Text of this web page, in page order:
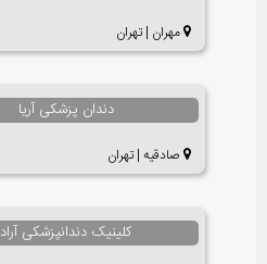
مهران | تهران
دندان پزشکی آریا
صادقیه | تهران
کلینیک دندانپزشکی آراد